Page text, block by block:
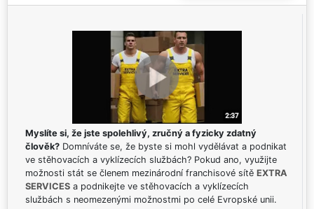
Myslíte si, že jste spolehlivý, zručný a fyzicky zdatný
člověk? Domníváte se, že byste si mohl vydělávat a podnikat
ve stěhovacích a vyklízecích službách? Pokud ano, využijte
možnosti stát se členem mezinárodní franchisové sítě EXTRA
SERVICES a podnikejte ve stěhovacích a vyklízecích
službách s neomezenými možnostmi po celé Evropské unii.